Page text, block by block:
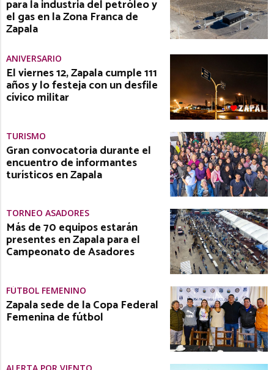
para la industria del petróleo y
el gas en la Zona Franca de
Zapala
ANIVERSARIO
El viernes 12, Zapala cumple 111
años y lo festeja con un desfile
cívico militar
TURISMO
Gran convocatoria durante el
encuentro de informantes
turísticos en Zapala
TORNEO ASADORES
Más de 70 equipos estarán
presentes en Zapala para el
Campeonato de Asadores
FÚTBOL FEMENINO
Zapala sede de la Copa Federal
Femenina de fútbol
ALERTA POR VIENTO